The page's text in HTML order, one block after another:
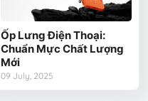
Ốp Lưng Điện Thoại:
Chuẩn Mực Chất Lượng
Mới
09 July, 2025